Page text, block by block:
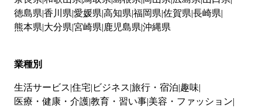
徳島県 香川県 愛媛県 高知県 福岡県 佐賀県 長崎県
熊本県 大分県 宮崎県 鹿児島県 沖縄県
業種別
生活サービス 住宅 ビジネス 旅行・宿泊 趣味
医療・健康・介護教育・習い事 美容・ファッション